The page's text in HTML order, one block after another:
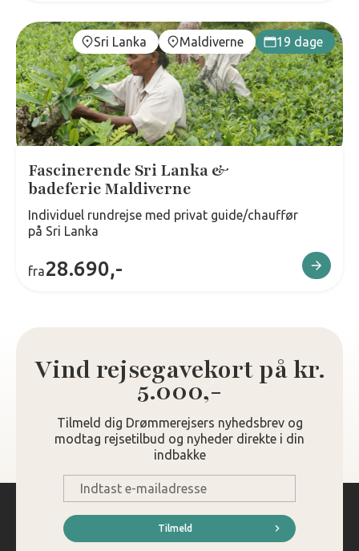
Sri Lanka Maldiverne 19 dage
Fascinerende Sri Lanka &
badeferie Maldiverne
Individuel rundrejse med privat guide/chauffør
på Sri Lanka
fra28.690,-
Vind rejsegavekort på kr.
5.000,-
Tilmeld dig Drømmerejsers nyhedsbrev og
modtag rejsetilbud og nyheder direkte i din
indbakke
mail
*
Tilmeld